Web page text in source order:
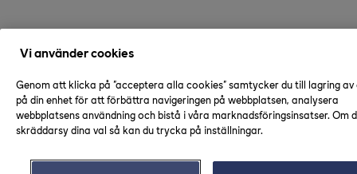
Vi använder cookies
Genom att klicka på "acceptera alla cookies" samtycker du till lagring av
på din enhet för att förbättra navigeringen på webbplatsen, analysera
webbplatsens användning och bistå i våra marknadsföringsinsatser. Om
skräddarsy dina val så kan du trycka på inställningar.